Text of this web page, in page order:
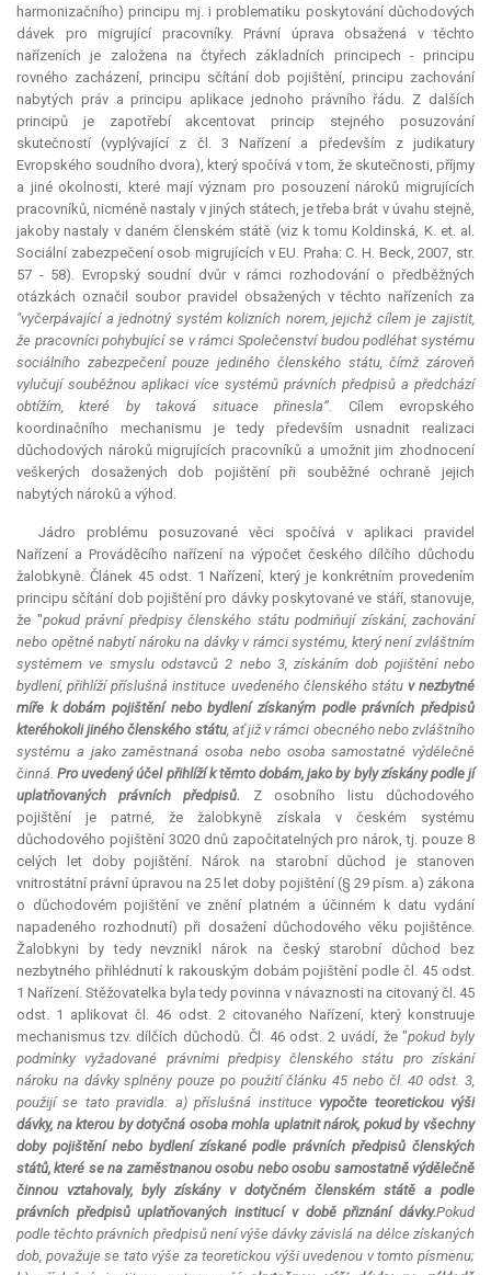
harmonizačního) principu mj. i problematiku poskytování důchodových
dávek pro migrující pracovníky. Právní úprava obsažená v těchto
nařízeních je založena na čtyřech základních principech - principu
rovného zacházení, principu sčítání dob pojištění, principu zachování
nabytých práv a principu aplikace jednoho právního řádu. Z dalších
principů je zapotřebí akcentovat princip stejného posuzování
skutečností (vyplývající z čl. 3 Nařízení a především z judikatury
Evropského soudního dvora), který spočívá v tom, že skutečnosti, příjmy
a jiné okolnosti, které mají význam pro posouzení nároků migrujících
pracovníků, nicméně nastaly v jiných státech, je třeba brát v úvahu stejně,
jakoby nastaly v daném členském státě (viz k tomu Koldinská, K. et. al.
Sociální zabezpečení osob migrujících v EU. Praha: C. H. Beck, 2007, str.
57 - 58). Evropský soudní dvůr v rámci rozhodování o předběžných
otázkách označil soubor pravidel obsažených v těchto nařízeních za
"vyčerpávající a jednotný systém kolizních norem, jejichž cílem je zajistit,
že pracovníci pohybující se v rámci Společenství budou podléhat systému
sociálního zabezpečení pouze jediného členského státu, čímž zároveň
vylučují souběžnou aplikaci více systémů právních předpisů a předchází
obtížím, které by taková situace přinesla“. Cílem evropského
koordinačního mechanismu je tedy především usnadnit realizaci
důchodových nároků migrujících pracovníků a umožnit jim zhodnocení
veškerých dosažených dob pojištění při souběžné ochraně jejich
nabytých nároků a výhod.
Jádro problému posuzované věci spočívá v aplikaci pravidel
Nařízení a Prováděcího nařízení na výpočet českého dílčího důchodu
žalobkyně. Článek 45 odst. 1 Nařízení, který je konkrétním provedením
principu sčítání dob pojištění pro dávky poskytované ve stáří, stanovuje,
že "pokud právní předpisy členského státu podmiňují získání, zachování
nebo opětné nabytí nároku na dávky v rámci systému, který není zvláštním
systémem ve smyslu odstavců 2 nebo 3, získáním dob pojištění nebo
bydlení, přihlíží příslušná instituce uvedeného členského státu v nezbytné
míře k dobám pojištění nebo bydlení získaným podle právních předpisů
kteréhokoli jiného členského státu, ať již v rámci obecného nebo zvláštního
systému a jako zaměstnaná osoba nebo osoba samostatně výdělečně
činná.Pro uvedený účel přihlíží k těmto dobám, jako by byly získány podle jí
uplatňovaných právních předpisů. Z osobního listu důchodového
pojištění je patrné, že žalobkyně získala v českém systému
důchodového pojištění 3020 dnů započitatelných pro nárok, tj. pouze 8
celých let doby pojištění. Nárok na starobní důchod je stanoven
vnitrostátní právní úpravou na 25 let doby pojištění (§ 29 písm. a) zákona
o důchodovém pojištění ve znění platném a účinném k datu vydání
napadeného rozhodnutí) při dosažení důchodového věku pojištěnce.
Žalobkyni by tedy nevznikl nárok na český starobní důchod bez
nezbytného přihlédnutí k rakouským dobám pojištění podle čl. 45 odst.
1 Nařízení. Stěžovatelka byla tedy povinna v návaznosti na citovaný čl. 45
odst. 1 aplikovat čl. 46 odst. 2 citovaného Nařízení, který konstruuje
mechanismus tzv. dílčích důchodů. Čl. 46 odst. 2 uvádí, že "pokud byly
podmínky vyžadované právními předpisy členského státu pro získání
nároku na dávky splněny pouze po použití článku 45 nebo čl. 40 odst. 3,
použijí se tato pravidla: a) příslušná instituce vypočte teoretickou výši
dávky, na kterou by dotyčná osoba mohla uplatnit nárok, pokud by všechny
doby pojištění nebo bydlení získané podle právních předpisů členských
států, které se na zaměstnanou osobu nebo osobu samostatně výdělečně
činnou vztahovaly, byly získány v dotyčném členském státě a podle
právních předpisů uplatňovaných institucí v době přiznání dávky.Pokud
podle těchto právních předpisů není výše dávky závislá na délce získaných
dob, považuje se tato výše za teoretickou výši uvedenou v tomto písmenu;